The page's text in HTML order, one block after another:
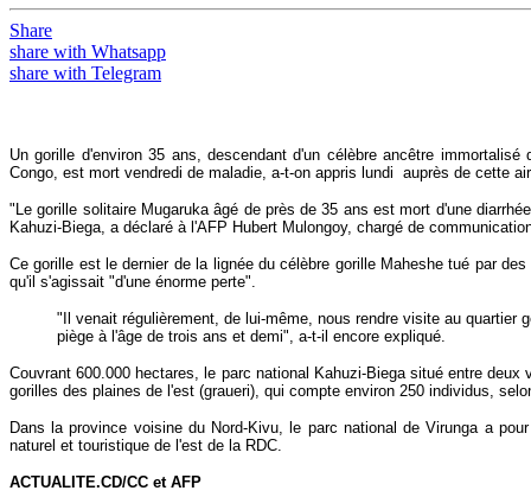
Share
share with Whatsapp
share with Telegram
Un gorille d'environ 35 ans, descendant d'un célèbre ancêtre
Congo, est mort vendredi de maladie, a-t-on appris lundi auprès de cette
"Le gorille solitaire Mugaruka âgé de près de 35 ans est mort d'une
Kahuzi-Biega, a déclaré à l'AFP Hubert Mulongoy, chargé de
Ce gorille est le dernier de la lignée du célèbre gorille Maheshe tué par
qu'il s'agissait "d'une énorme perte".
"Il venait régulièrement, de lui-même, nous rendre visite au
piège à l'âge de trois ans et demi", a-t-il encore expliqué.
Couvrant 600.000 hectares, le parc national Kahuzi-Biega situé entre
gorilles des plaines de l'est (graueri), qui compte environ 250 individus,
Dans la province voisine du Nord-Kivu, le parc national de Virunga a
naturel et touristique de l'est de la RDC.
ACTUALITE.CD/CC et AFP